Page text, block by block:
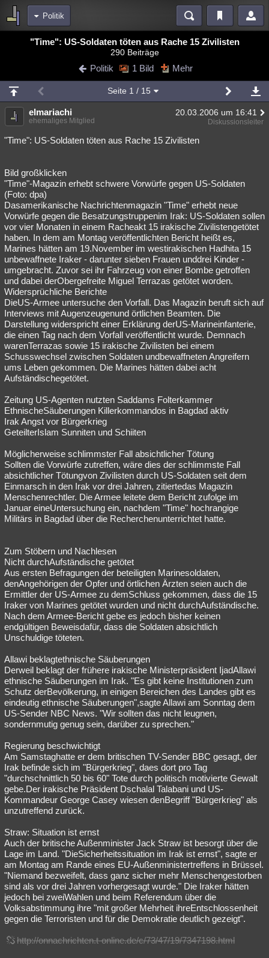
Politik
Bereiche
Blogs Videos
Chat Wiki Neuigkeiten
meine Rubriken
Menschen Wissenschaft Mystery Kriminalfälle
Spiritualität Verschwörungen Technologie
weitere Rubriken
Philosophie
Astronomie Helpdesk Gruppen Gaming Filme
Musik Clash Verbesserungen Allmystery English
Übersichten
Besucht Teilgenommen Alle Neue Geschlossen
Lesenswert Schlüsselwörter
"Time": US-Soldaten töten aus Rache 15 Zivilisten
290 Beiträge
Politik 1 Bild Mehr
Seite 1 / 15
elmariachi 20.03.2006 um 16:41
ehemaliges Mitglied Diskussionsleiter
"Time": US-Soldaten töten aus Rache 15 Zivilisten
Bild großklicken
"Time"-Magazin erhebt schwere Vorwürfe gegen US-Soldaten
(Foto: dpa)
Dasamerikanische Nachrichtenmagazin "Time" erhebt neue
Vorwürfe gegen die Besatzungstruppenim Irak: US-Soldaten sollen
vor vier Monaten in einem Racheakt 15 irakische Zivilistengetötet
haben. In dem am Montag veröffentlichten Bericht heißt es,
Marines hätten am 19.November im westirakischen Hadhita 15
unbewaffnete Iraker - darunter sieben Frauen unddrei Kinder -
umgebracht. Zuvor sei ihr Fahrzeug von einer Bombe getroffen
und dabei derObergefreite Miguel Terrazas getötet worden.
Widersprüchliche Berichte
DieUS-Armee untersuche den Vorfall. Das Magazin beruft sich auf
Interviews mit Augenzeugenund örtlichen Beamten. Die
Darstellung widerspricht einer Erklärung derUS-Marineinfanterie,
die einen Tag nach dem Vorfall veröffentlicht wurde. Demnach
warenTerrazas sowie 15 irakische Zivilisten bei einem
Schusswechsel zwischen Soldaten undbewaffneten Angreifern
ums Leben gekommen. Die Marines hätten dabei acht
Aufständischegetötet.
Zeitung US-Agenten nutzten Saddams Folterkammer
EthnischeSäuberungen Killerkommandos in Bagdad aktiv
Irak Angst vor Bürgerkrieg
GeteilterIslam Sunniten und Schiiten
Möglicherweise schlimmster Fall absichtlicher Tötung
Sollten die Vorwürfe zutreffen, wäre dies der schlimmste Fall
absichtlicher Tötungvon Zivilisten durch US-Soldaten seit dem
Einmarsch in den Irak vor drei Jahren, zitiertedas Magazin
Menschenrechtler. Die Armee leitete dem Bericht zufolge im
Januar eineUntersuchung ein, nachdem "Time" hochrangige
Militärs in Bagdad über die Recherchenunterrichtet hatte.
Zum Stöbern und Nachlesen
Nicht durchAufständische getötet
Aus ersten Befragungen der beteiligten Marinesoldaten,
denAngehörigen der Opfer und örtlichen Ärzten seien auch die
Ermittler der US-Armee zu demSchluss gekommen, dass die 15
Iraker von Marines getötet wurden und nicht durchAufständische.
Nach dem Armee-Bericht gebe es jedoch bisher keinen
endgültigen Beweisdafür, dass die Soldaten absichtlich
Unschuldige töteten.
Allawi beklagtethnische Säuberungen
Derweil beklagt der frühere irakische Ministerpräsident IjadAllawi
ethnische Säuberungen im Irak. "Es gibt keine Institutionen zum
Schutz derBevölkerung, in einigen Bereichen des Landes gibt es
eindeutig ethnische Säuberungen",sagte Allawi am Sonntag dem
US-Sender NBC News. "Wir sollten das nicht leugnen,
sondernmutig genug sein, darüber zu sprechen."
Regierung beschwichtigt
Am Samstaghatte er dem britischen TV-Sender BBC gesagt, der
Irak befinde sich im "Bürgerkrieg", daes dort pro Tag
"durchschnittlich 50 bis 60" Tote durch politisch motivierte Gewalt
gebe.Der irakische Präsident Dschalal Talabani und US-
Kommandeur George Casey wiesen denBegriff "Bürgerkrieg" als
unzutreffend zurück.
Straw: Situation ist ernst
Auch der britische Außenminister Jack Straw ist besorgt über die
Lage im Land. "DieSicherheitssituation im Irak ist ernst", sagte er
am Montag am Rande eines EU-Außenministertreffens in Brüssel.
"Niemand bezweifelt, dass ganz sicher mehr Menschengestorben
sind als vor drei Jahren vorhergesagt wurde." Die Iraker hätten
jedoch bei zweiWahlen und beim Referendum über die
Volksabstimmung ihre "mit großer Mehrheit ihreEntschlossenheit
gegen die Terroristen und für die Demokratie deutlich gezeigt".
http://onnachrichten.t-online.de/c/73/47/19/7347198.html